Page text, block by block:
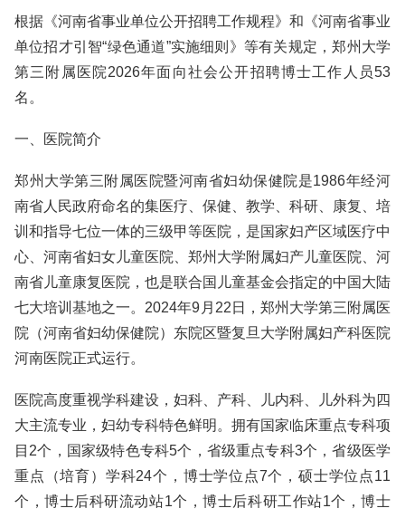
根据《河南省事业单位公开招聘工作规程》和《河南省事业
单位招才引智“绿色通道”实施细则》等有关规定，郑州大学
第三附属医院2026年面向社会公开招聘博士工作人员53
名。
一、医院简介
郑州大学第三附属医院暨河南省妇幼保健院是1986年经河
南省人民政府命名的集医疗、保健、教学、科研、康复、培
训和指导七位一体的三级甲等医院，是国家妇产区域医疗中
心、河南省妇女儿童医院、郑州大学附属妇产儿童医院、河
南省儿童康复医院，也是联合国儿童基金会指定的中国大陆
七大培训基地之一。2024年9月22日，郑州大学第三附属医
院（河南省妇幼保健院）东院区暨复旦大学附属妇产科医院
河南医院正式运行。
医院高度重视学科建设，妇科、产科、儿内科、儿外科为四
大主流专业，妇幼专科特色鲜明。拥有国家临床重点专科项
目2个，国家级特色专科5个，省级重点专科3个，省级医学
重点（培育）学科24个，博士学位点7个，硕士学位点11
个，博士后科研流动站1个，博士后科研工作站1个，博士